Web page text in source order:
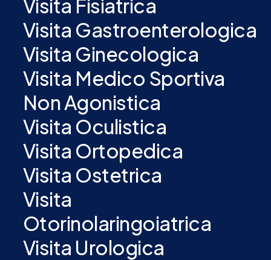
Visita Fisiatrica
Visita Gastroenterologica
Visita Ginecologica
Visita Medico Sportiva
Non Agonistica
Visita Oculistica
Visita Ortopedica
Visita Ostetrica
Visita
Otorinolaringoiatrica
Visita Urologica